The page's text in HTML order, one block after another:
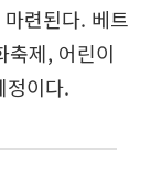
련된다. 베트
축제, 어린이
정이다.